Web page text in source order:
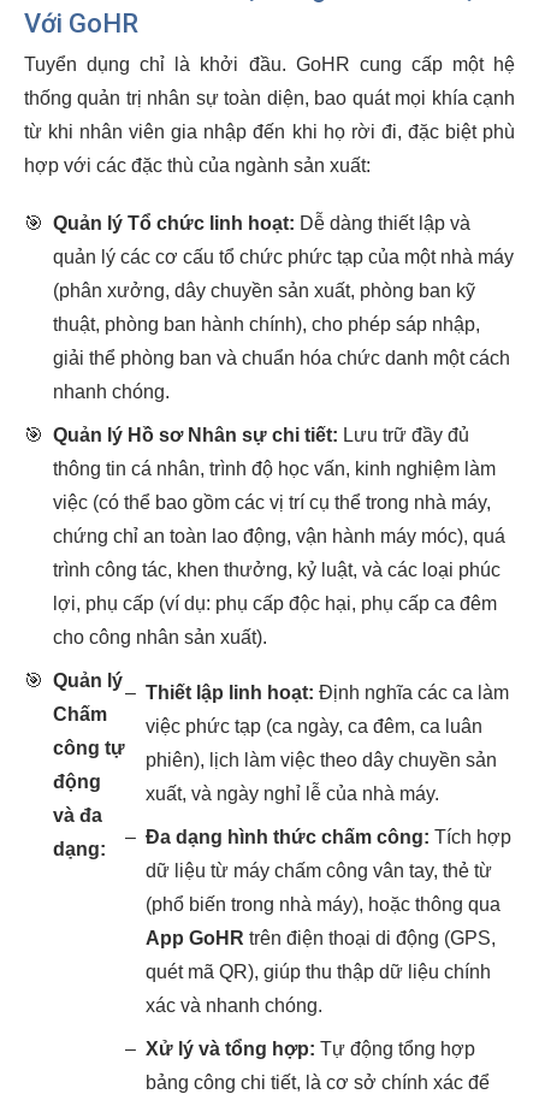
Với GoHR
Tuyển dụng chỉ là khởi đầu. GoHR cung cấp một hệ
thống quản trị nhân sự toàn diện, bao quát mọi khía cạnh
từ khi nhân viên gia nhập đến khi họ rời đi, đặc biệt phù
hợp với các đặc thù của ngành sản xuất:
🎯 Quản lý Tổ chức linh hoạt: Dễ dàng thiết lập và
quản lý các cơ cấu tổ chức phức tạp của một nhà máy
(phân xưởng, dây chuyền sản xuất, phòng ban kỹ
thuật, phòng ban hành chính), cho phép sáp nhập,
giải thể phòng ban và chuẩn hóa chức danh một cách
nhanh chóng.
🎯 Quản lý Hồ sơ Nhân sự chi tiết: Lưu trữ đầy đủ
thông tin cá nhân, trình độ học vấn, kinh nghiệm làm
việc (có thể bao gồm các vị trí cụ thể trong nhà máy,
chứng chỉ an toàn lao động, vận hành máy móc), quá
trình công tác, khen thưởng, kỷ luật, và các loại phúc
lợi, phụ cấp (ví dụ: phụ cấp độc hại, phụ cấp ca đêm
cho công nhân sản xuất).
🎯 Quản lý
Chấm
công tự
động
và đa
dạng:
– Thiết lập linh hoạt: Định nghĩa các ca làm
việc phức tạp (ca ngày, ca đêm, ca luân
phiên), lịch làm việc theo dây chuyền sản
xuất, và ngày nghỉ lễ của nhà máy.
– Đa dạng hình thức chấm công: Tích hợp
dữ liệu từ máy chấm công vân tay, thẻ từ
(phổ biến trong nhà máy), hoặc thông qua
App GoHR trên điện thoại di động (GPS,
quét mã QR), giúp thu thập dữ liệu chính
xác và nhanh chóng.
– Xử lý và tổng hợp: Tự động tổng hợp
bảng công chi tiết, là cơ sở chính xác để